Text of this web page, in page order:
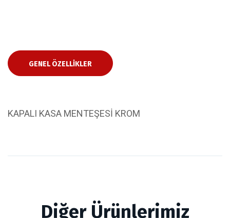
GENEL ÖZELLIKLER
KAPALI KASA MENTEŞESİ KROM
Diğer Ürünlerimiz